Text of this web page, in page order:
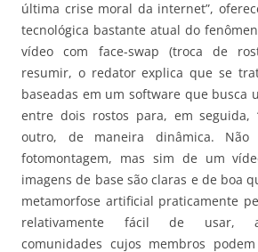
última crise moral da internet”,
tecnológica bastante atual do
vídeo com face-swap (troca de
resumir, o redator explica que se
baseadas em um software que busca
entre dois rostos para, em seguida,
outro, de maneira dinâmica.
fotomontagem, mas sim de um
imagens de base são claras e de boa
metamorfose artificial praticamente
relativamente fácil de usar,
comunidades cujos membros